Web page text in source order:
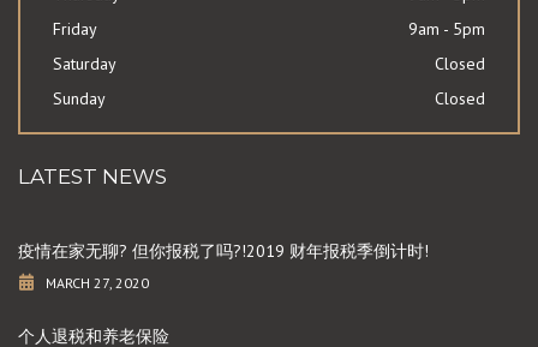
Friday
9am - 5pm
Saturday
Closed
Sunday
Closed
LATEST NEWS
疫情在家无聊? 但你报税了吗?!2019 财年报税季倒计时!
MARCH 27, 2020
个人退税和养老保险